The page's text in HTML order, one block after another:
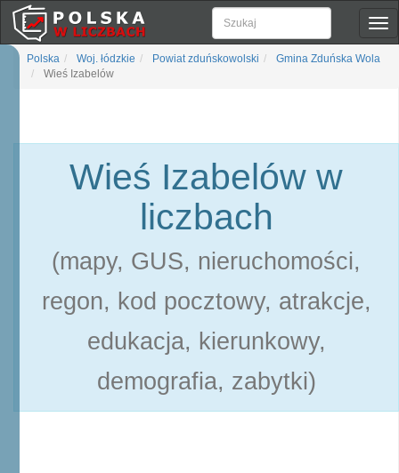
Polska Woj. łódzkie Powiat zduńskowolski
Gmina Zduńska Wola
Wieś Izabelów
Wieś Izabelów w
liczbach
(mapy, GUS, nieruchomości,
regon, kod pocztowy, atrakcje,
edukacja, kierunkowy,
demografia, zabytki)